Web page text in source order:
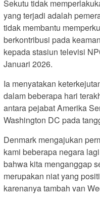
Sekutu tidak
yang terjadi adalah
tidak membantu
berkontribusi pada
kepada stasiun televisi
Januari 2026.
Ia menyatakan
dalam beberapa hari
antara pejabat Amerika
Washington DC pada
Denmark mengajukan
kami beberapa negara
bahwa kita menganggap
merupakan niat yang
karenanya tambah van